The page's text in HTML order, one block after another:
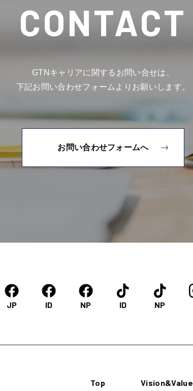
CONTACT
GTNキャリアに関するお問い合せは、
下記お問い合わせフォームよりお願いします。
お問い合わせフォームへ
JP ID NP ID NP
Top Vision&Value